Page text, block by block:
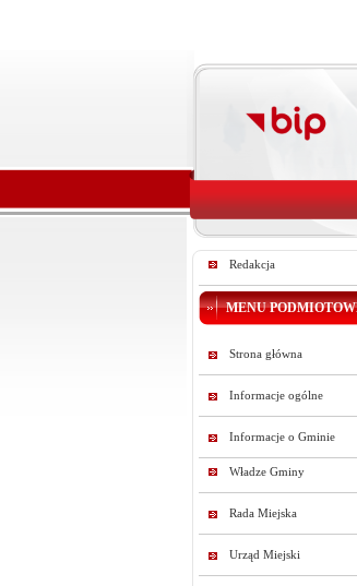
Redakcja
MENU
Strona główna
Informacje ogólne
Informacje o Gminie
Władze Gminy
Rada Miejska
Urząd Miejski